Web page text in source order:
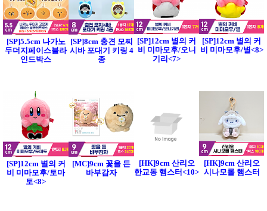
[SP]5.5cm 나가노
두더지페이스블라
인드박스
[SP]8cm 충견 모찌
시바 포대기 키링 4
종
[SP]12cm 별의 커
비 미마모후/오니
기리<7>
[SP]12cm 별의 커
비 미마모후/별<8>
[SP]12cm 별의 커
비 미마모후/토마
토<8>
[MC]9cm 꽃을 든
바부감자
[HK]9cm 산리오
한교동 햄스터<10>
[HK]9cm 산리오
시나모롤 햄스터